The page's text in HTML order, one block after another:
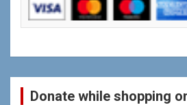
Donate while shopping